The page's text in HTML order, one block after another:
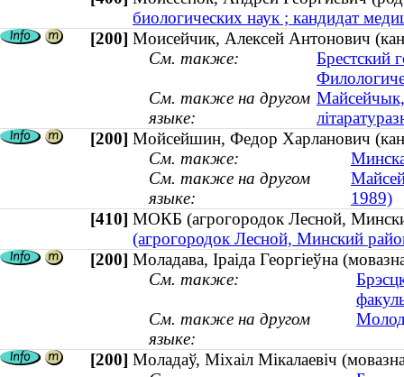
биологических наук ; кандидат
[200] Моисейчик, Алексей Антонович
См. также:
Брестский
См. также на другом
языке:
Майсейчык,
[200] Мойсейшин, Федор Харланович
См. также:
См. также на другом
языке:
1989)
[410] МОКБ (агрогородок Лесной,
(агрогородок Лесной, Минский
[200] Моладава, Іраіда Георгіеўна
См. также:
См. также на другом
языке:
[200] Моладаў, Міхаіл Мікалаевіч